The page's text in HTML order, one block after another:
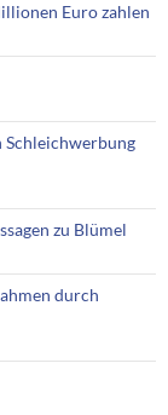
Euro zahlen
Schleichwerbung
zu Blümel
durch